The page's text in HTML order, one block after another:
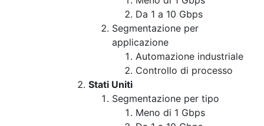
Da 1 a 10 Gbps
Segmentazione per
applicazione
Automazione industriale
Controllo di processo
Stati Uniti
Segmentazione per tipo
Meno di 1 Gbps